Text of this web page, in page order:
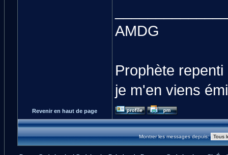
AMDG
Prophète
je m'en viens
Revenir en haut de page
Montrer les messages depuis: